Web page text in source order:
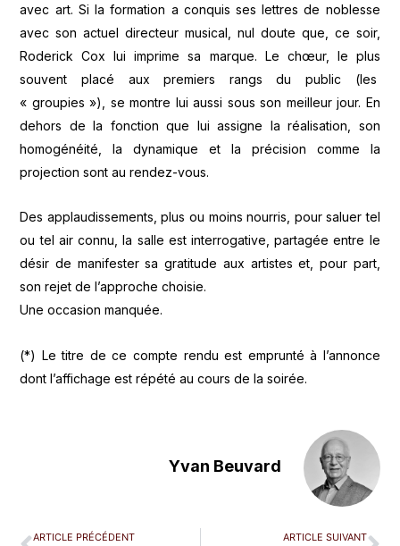
avec art. Si la formation a conquis ses lettres de noblesse
avec son actuel directeur musical, nul doute que, ce soir,
Roderick Cox lui imprime sa marque. Le chœur, le plus
souvent placé aux premiers rangs du public (les
« groupies »), se montre lui aussi sous son meilleur jour. En
dehors de la fonction que lui assigne la réalisation, son
homogénéité, la dynamique et la précision comme la
projection sont au rendez-vous.
Des applaudissements, plus ou moins nourris, pour saluer tel
ou tel air connu, la salle est interrogative, partagée entre le
désir de manifester sa gratitude aux artistes et, pour part,
son rejet de l’approche choisie.
Une occasion manquée.
(*) Le titre de ce compte rendu est emprunté à l’annonce
dont l’affichage est répété au cours de la soirée.
Yvan Beuvard
ARTICLE PRÉCÉDENT ARTICLE SUIVANT